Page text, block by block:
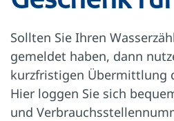
Sollten Sie Ihren
gemeldet haben, dann
kurzfristigen Übermittlung
Hier loggen Sie sich
und